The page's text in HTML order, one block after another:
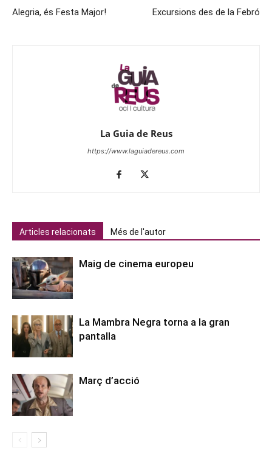
Alegria, és Festa Major! Excursions des de la Febró
La Guia de Reus
https://www.laguiadereus.com
Articles relacionats Més de l'autor
Maig de cinema europeu
La Mambra Negra torna a la gran
pantalla
Març d’acció